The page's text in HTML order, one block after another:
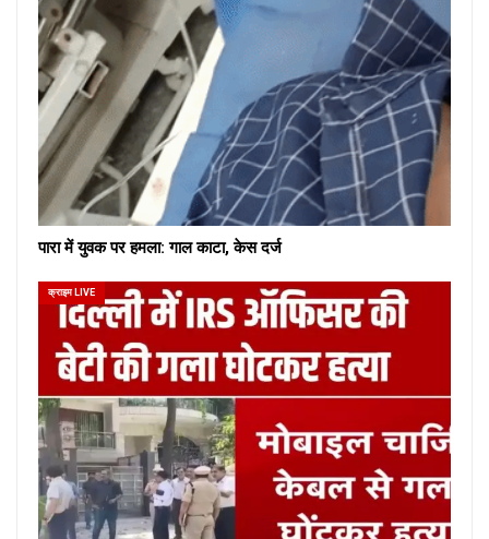
पारा में युवक पर हमला: गाल काटा, केस दर्ज
क्राइम LIVE